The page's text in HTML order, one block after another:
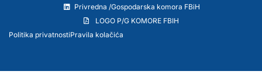
Privredna /Gospodarska komora FBiH
LOGO P/G KOMORE FBIH
Politika privatnostiPravila kolačića